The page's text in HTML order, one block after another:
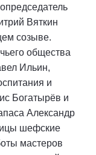
Вяткин
созыве.
общества
Ильин,
и
Богатырёв и
Александр
шефские
мастеров